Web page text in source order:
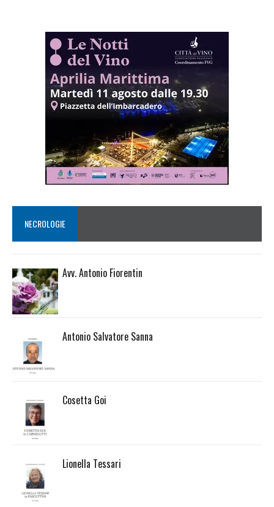
NECROLOGIE
Avv. Antonio Fiorentin
Antonio Salvatore Sanna
Cosetta Goi
Lionella Tessari